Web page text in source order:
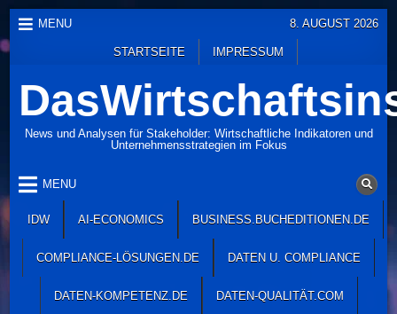
Skip
to
content
MENU
STARTSEITE IMPRESSUM
8. AUGUST 2026
News und Analysen für Stakeholder: Wirtschaftliche Indikatoren und
Unternehmensstrategien im Fokus
MENU
IDW AI-ECONOMICS BUSINESS.BUCHEDITIONEN.DE
COMPLIANCE-LÖSUNGEN.DE DATEN U. COMPLIANCE
DATEN-KOMPETENZ.DE DATEN-QUALITÄT.COM